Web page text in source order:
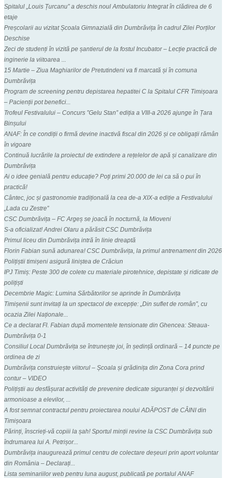
Spitalul „Louis Țurcanu” a deschis noul Ambulatoriu Integrat în clădirea de 6
etaje
Preșcolarii au vizitat Școala Gimnazială din Dumbrăvița în cadrul Zilei Porților
Deschise
Zeci de studenți în vizită pe șantierul de la fostul Incubator – Lecție practică de
inginerie la viitoarea ...
15 Martie – Ziua Maghiarilor de Pretutindeni va fi marcată și în comuna
Dumbrăvița
Program de screening pentru depistarea hepatitei C la Spitalul CFR Timișoara
– Pacienții pot benefici...
Trofeul Festivalului – Concurs ”Gelu Stan” ediția a VIII-a 2026 ajunge în Țara
Binșului
ANAF: În ce condiții o firmă devine inactivă fiscal din 2026 și ce obligații rămân
în vigoare
Continuă lucrările la proiectul de extindere a rețelelor de apă și canalizare din
Dumbrăvița
Ai o idee genială pentru educație? Poți primi 20.000 de lei ca să o pui în
practică!
Cântec, joc și gastronomie tradițională la cea de-a XIX-a ediție a Festivalului
„Lada cu Zestre”
CSC Dumbrăvița – FC Argeș se joacă în nocturnă, la Mioveni
S-a oficializat! Andrei Olaru a părăsit CSC Dumbrăvița
Primul liceu din Dumbrăvița intră în linie dreaptă
Florin Fabian sună adunarea! CSC Dumbrăvița, la primul antrenament din 2026
Polițiștii timișeni asigură liniștea de Crăciun
IPJ Timiș: Peste 300 de colete cu materiale pirotehnice, depistate și ridicate de
polițiști
Decembrie Magic: Lumina Sărbătorilor se aprinde în Dumbrăvița
Timișenii sunt invitați la un spectacol de excepție: „Din suflet de român”, cu
ocazia Zilei Naționale...
Ce a declarat Fl. Fabian după momentele tensionate din Ghencea: Steaua-
Dumbrăvița 0-1
Consiliul Local Dumbrăvița se întrunește joi, în ședință ordinară – 14 puncte pe
ordinea de zi
Dumbrăvița construiește viitorul – Școala și grădinița din Zona Cora prind
contur – VIDEO
Polițiștii au desfășurat activități de prevenire dedicate siguranței și dezvoltării
armonioase a elevilor, ...
A fost semnat contractul pentru proiectarea noului ADĂPOST de CÂINI din
Timișoara
Părinți, înscrieți-vă copiii la șah! Sportul minții revine la CSC Dumbrăvița sub
îndrumarea lui A. Petrișor...
Dumbrăvița inaugurează primul centru de colectare deșeuri prin aport voluntar
din România – Declarați...
Lista seminariilor web pentru luna august, publicată pe portalul ANAF